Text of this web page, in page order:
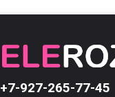
+7-927-265-77-45